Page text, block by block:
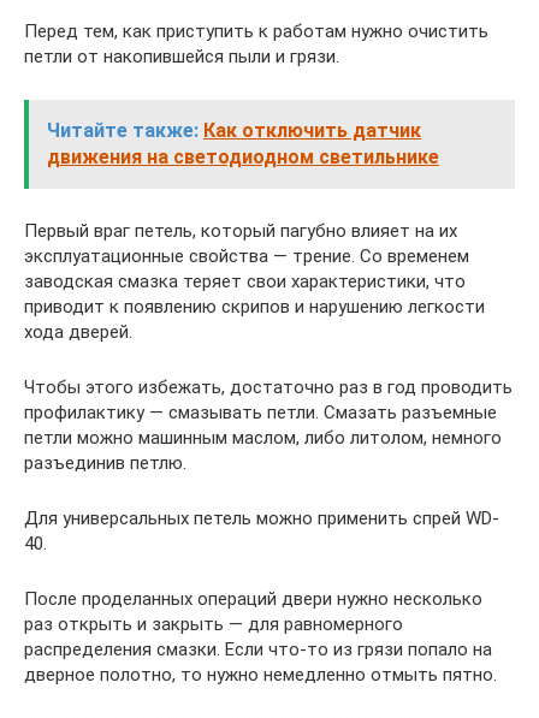
Перед тем, как приступить к работам нужно очистить
петли от накопившейся пыли и грязи.
Читайте также: Как отключить датчик
движения на светодиодном светильнике
Первый враг петель, который пагубно влияет на их
эксплуатационные свойства — трение. Со временем
заводская смазка теряет свои характеристики, что
приводит к появлению скрипов и нарушению легкости
хода дверей.
Чтобы этого избежать, достаточно раз в год проводить
профилактику — смазывать петли. Смазать разъемные
петли можно машинным маслом, либо литолом, немного
разъединив петлю.
Для универсальных петель можно применить спрей WD-
40.
После проделанных операций двери нужно несколько
раз открыть и закрыть — для равномерного
распределения смазки. Если что-то из грязи попало на
дверное полотно, то нужно немедленно отмыть пятно.